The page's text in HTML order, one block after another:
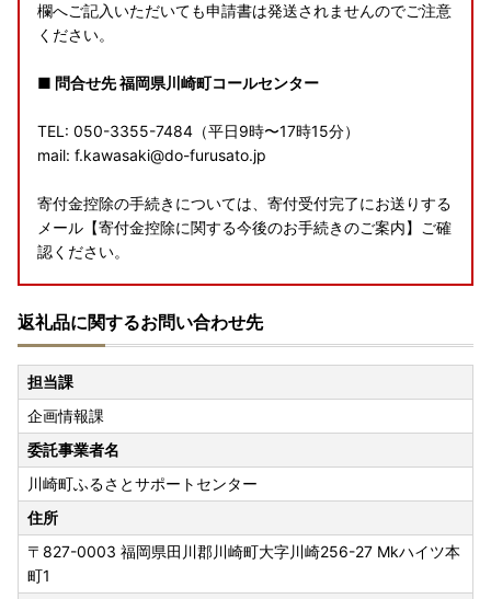
欄へご記入いただいても申請書は発送されませんのでご注意
ください。
■ 問合せ先 福岡県川崎町コールセンター
TEL: 050-3355-7484（平日9時〜17時15分）
mail: f.kawasaki@do-furusato.jp
寄付金控除の手続きについては、寄付受付完了にお送りする
メール【寄付金控除に関する今後のお手続きのご案内】ご確
認ください。
ワンストップ特例申請期限および申請書提出期限は、
をされた翌年の1月10日【必着】です。
返礼品に関するお問い合わせ先
担当課
企画情報課
委託事業者名
川崎町ふるさとサポートセンター
住所
〒827-0003 福岡県田川郡川崎町大字川崎256-27 Mkハイツ本
町1